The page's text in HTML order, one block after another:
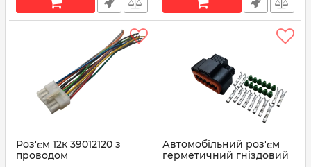
Роз'єм 12к 39012120 з
проводом
Автомобільний роз'єм
герметичний гніздовий